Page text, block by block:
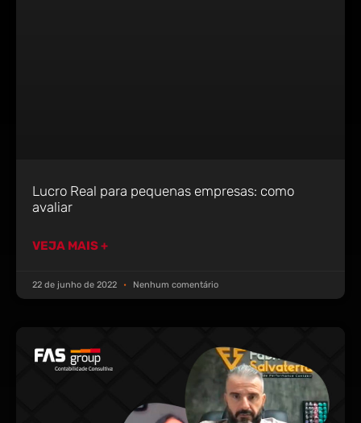
Lucro Real para pequenas empresas: como
avaliar
VEJA MAIS +
22 de junho de 2022 Nenhum comentário